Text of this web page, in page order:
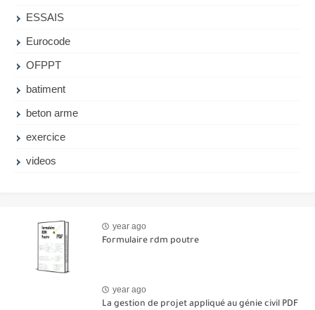
ESSAIS
Eurocode
OFPPT
batiment
beton arme
exercice
videos
year ago
Formulaire rdm poutre
year ago
La gestion de projet appliqué au génie civil PDF